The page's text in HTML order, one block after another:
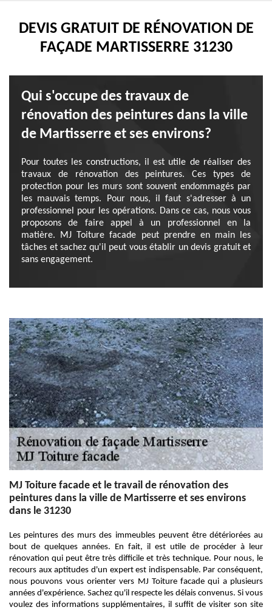
DEVIS GRATUIT DE RÉNOVATION DE
FAÇADE MARTISSERRE 31230
Qui s'occupe des travaux de
rénovation des peintures dans la ville
de Martisserre et ses environs?
Pour toutes les constructions, il est utile de réaliser des
travaux de rénovation des peintures. Ces types de
protection pour les murs sont souvent endommagés par
les mauvais temps. Pour nous, il faut s'adresser à un
professionnel pour les opérations. Dans ce cas, nous vous
proposons de faire appel à un professionnel en la
matière. MJ Toiture facade peut prendre en main les
tâches et sachez qu'il peut vous établir un devis gratuit et
sans engagement.
MJ Toiture facade et le travail de rénovation des
peintures dans la ville de Martisserre et ses environs
dans le 31230
Les peintures des murs des immeubles peuvent être détériorées au
bout de quelques années. En fait, il est utile de procéder à leur
rénovation qui peut être très difficile et très technique. Pour nous, le
recours aux aptitudes d'un expert est indispensable. Par conséquent,
nous pouvons vous orienter vers MJ Toiture facade qui a plusieurs
années d'expérience. Sachez qu'il respecte les délais convenus. Si vous
voulez des informations supplémentaires, il suffit de visiter son site